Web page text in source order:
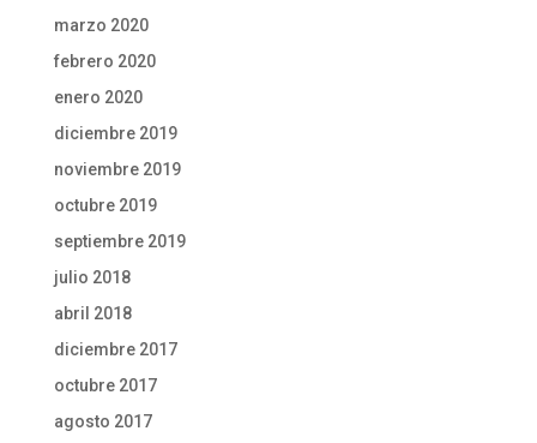
marzo 2020
febrero 2020
enero 2020
diciembre 2019
noviembre 2019
octubre 2019
septiembre 2019
julio 2018
abril 2018
diciembre 2017
octubre 2017
agosto 2017